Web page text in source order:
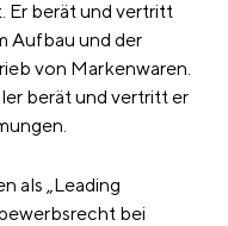
Er berät und vertritt
Aufbau und der
von Markenwaren.
berät und vertritt er
als „Leading
bei